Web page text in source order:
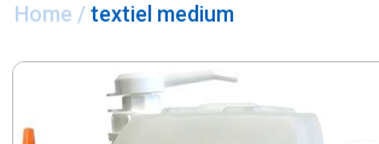
Home /textiel medium